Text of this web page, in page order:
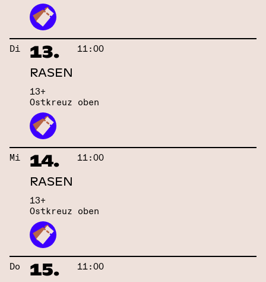
Di 13. 11:00
RASEN
13+
Ostkreuz oben
Mi 14. 11:00
RASEN
13+
Ostkreuz oben
Do 15. 11:00